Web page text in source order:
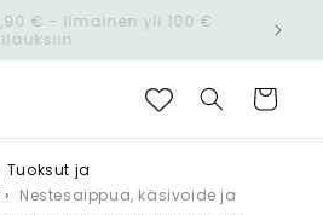
€ - Ilmainen yli 100 €
tilauksiin
Ostoskori
Tuoksut ja
› Nestesaippua, käsivoide ja